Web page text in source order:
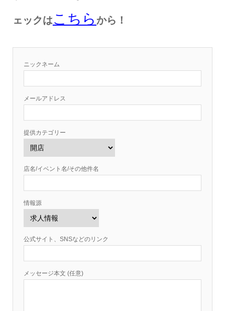
ェックはこちら から！
ニックネーム
メールアドレス
提供カテゴリー
店名/イベント名/その他件名
情報源
公式サイト、SNSなどのリンク
メッセージ本文 (任意)